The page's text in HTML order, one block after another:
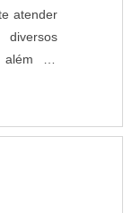
atender
diversos
de
de
é
com